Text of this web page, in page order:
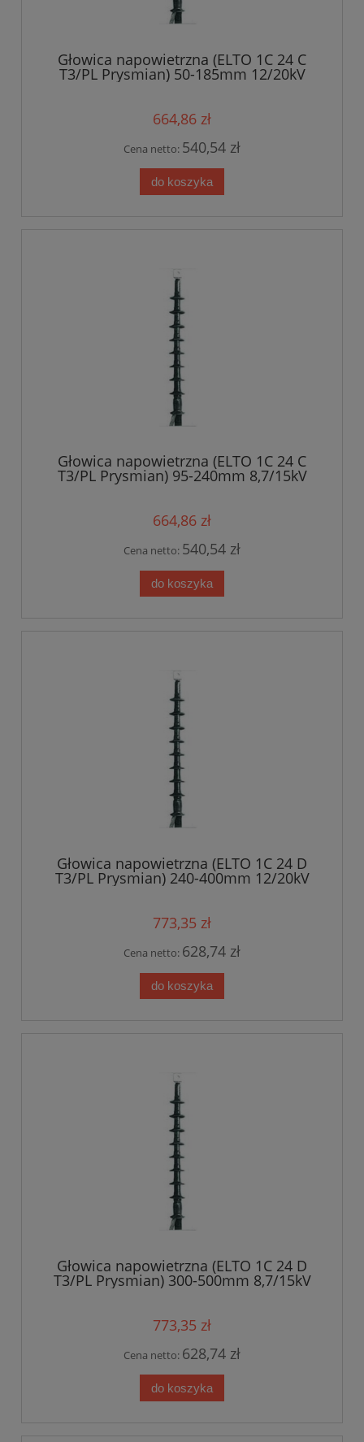
Głowica napowietrzna (ELTO 1C 24 C
T3/PL Prysmian) 50-185mm 12/20kV
664,86 zł
Cena netto: 540,54 zł
do koszyka
Głowica napowietrzna (ELTO 1C 24 C
T3/PL Prysmian) 95-240mm 8,7/15kV
664,86 zł
Cena netto: 540,54 zł
do koszyka
Głowica napowietrzna (ELTO 1C 24 D
T3/PL Prysmian) 240-400mm 12/20kV
773,35 zł
Cena netto: 628,74 zł
do koszyka
Głowica napowietrzna (ELTO 1C 24 D
T3/PL Prysmian) 300-500mm 8,7/15kV
773,35 zł
Cena netto: 628,74 zł
do koszyka